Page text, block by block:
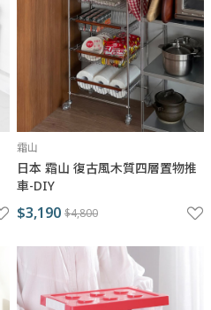
霜山
日本 霜山 復古風木質四層置物推
車-DIY
$3,190 $4,800